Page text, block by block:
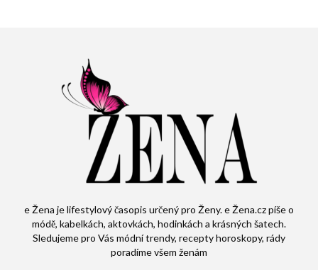
e Žena je lifestylový časopis určený pro Ženy. e Žena.cz píše o
módě, kabelkách, aktovkách, hodinkách a krásných šatech.
Sledujeme pro Vás módní trendy, recepty horoskopy, rády
poradíme všem ženám